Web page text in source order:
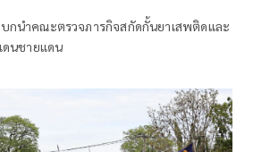
กนำคณะตรวจภารกิจสกัดกั้นยาเสพติดและ
ดนชายแดน